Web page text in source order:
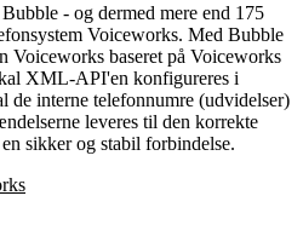
- og dermed mere end 175
Voiceworks. Med Bubble
Voiceworks baseret på Voiceworks
XML-API'en konfigureres i
de interne telefonnumre (udvidelser)
leveres til den korrekte
sikker og stabil forbindelse.